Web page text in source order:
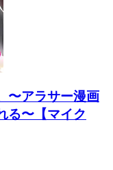
〜アラサー漫画
る〜【マイク